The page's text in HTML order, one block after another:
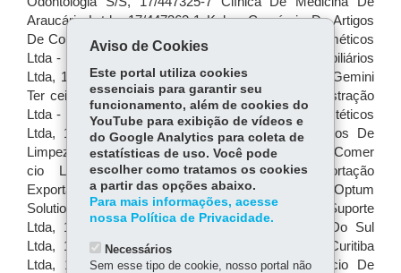
Aviso de Cookies
Este portal utiliza cookies
essenciais para garantir seu
funcionamento, além de cookies do
YouTube para exibição de vídeos e
do Google Analytics para coleta de
estatísticas de uso. Você pode
escolher como tratamos os cookies
a partir das opções abaixo.
Para mais informações, acesse
nossa Política de Privacidade.
Necessários
Sem esse tipo de cookie, nosso portal não